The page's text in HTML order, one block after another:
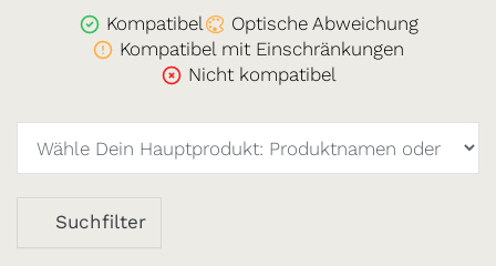
Kompatibel
Optische Abweichung
Kompatibel mit Einschränkungen
Nicht kompatibel
Suchfilter